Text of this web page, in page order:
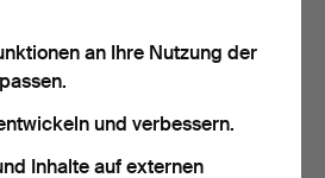
LÄNDERCHRONIKEN,
85 USD
an Ihre Nutzung der
und verbessern.
Inhalte auf externen